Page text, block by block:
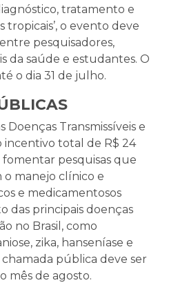
tratamento e
o evento deve
pesquisadores,
da saúde e estudantes. O
o dia 31 de julho.
Doenças Transmissíveis e
incentivo total de R$ 24
fomentar pesquisas que
o manejo clínico e
e medicamentosos
das principais doenças
no Brasil, como
zika, hanseníase e
pública deve ser
mês de agosto.